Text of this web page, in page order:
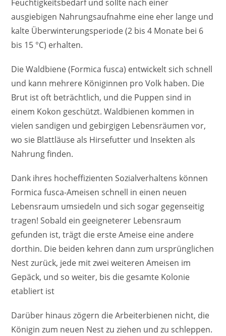
Feuchtigkeitsbedarf und sollte nach einer
ausgiebigen Nahrungsaufnahme eine eher lange und
kalte Überwinterungsperiode (2 bis 4 Monate bei 6
bis 15 °C) erhalten.
Die Waldbiene (Formica fusca) entwickelt sich schnell
und kann mehrere Königinnen pro Volk haben. Die
Brut ist oft beträchtlich, und die Puppen sind in
einem Kokon geschützt. Waldbienen kommen in
vielen sandigen und gebirgigen Lebensräumen vor,
wo sie Blattläuse als Hirsefutter und Insekten als
Nahrung finden.
Dank ihres hocheffizienten Sozialverhaltens können
Formica fusca-Ameisen schnell in einen neuen
Lebensraum umsiedeln und sich sogar gegenseitig
tragen! Sobald ein geeigneterer Lebensraum
gefunden ist, trägt die erste Ameise eine andere
dorthin. Die beiden kehren dann zum ursprünglichen
Nest zurück, jede mit zwei weiteren Ameisen im
Gepäck, und so weiter, bis die gesamte Kolonie
etabliert ist
Darüber hinaus zögern die Arbeiterbienen nicht, die
Königin zum neuen Nest zu ziehen und zu schleppen.